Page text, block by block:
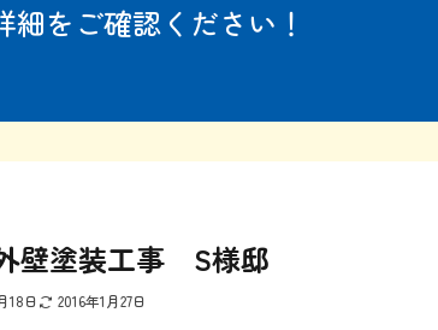
をご確認ください！
壁塗装工事 S様邸
18日 2016年1月27日